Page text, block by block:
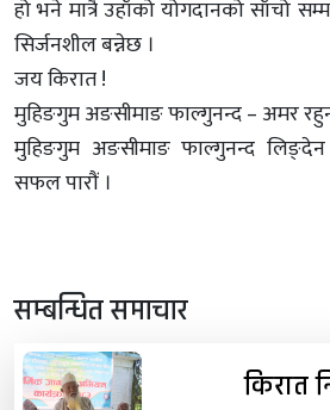
हो भने मात्रै उहाँको योगदानको साँचो
सिर्जनशील बन्नेछ ।
जय किरात !
मुहिङगुम अङसीमाङ फाल्गुनन्द – अमर
मुहिङगुम अङसीमाङ फाल्गुनन्द
सफल पारौं ।
सम्बन्धित समाचार
किरात